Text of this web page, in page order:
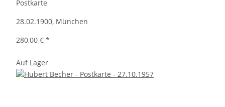
Postkarte
28.02.1900, München
280,00 € *
Auf Lager